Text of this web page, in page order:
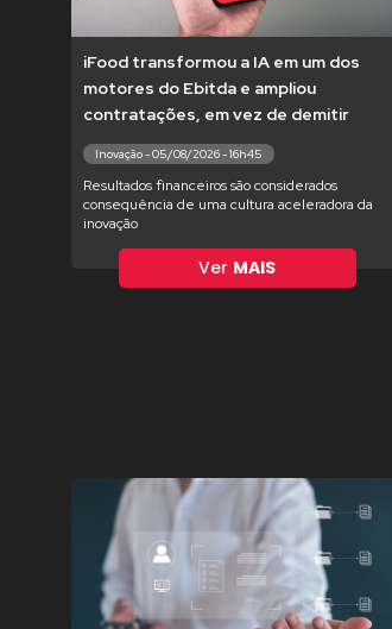
iFood transformou a IA em um dos
motores do Ebitda e ampliou
contratações, em vez de demitir
Inovação - 05/08/2026 - 16h45
Resultados financeiros são considerados
consequência de uma cultura aceleradora da
inovação
Ver MAIS